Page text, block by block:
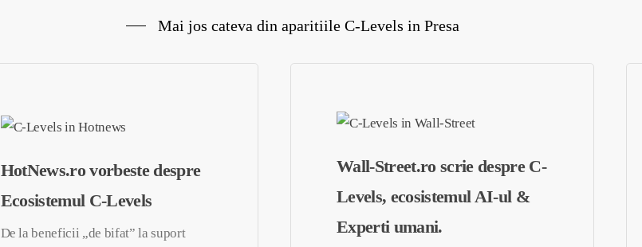
Mai jos cateva din aparitiile C-Levels in Presa
HotNews.ro vorbeste despre
Ecosistemul C-Levels
De la beneficii „de bifat” la suport
Wall-Street.ro scrie despre C-
Levels, ecosistemul AI-ul &
Experti umani.